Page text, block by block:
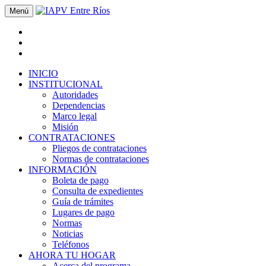
Menú
INICIO
INSTITUCIONAL
Autoridades
Dependencias
Marco legal
Misión
CONTRATACIONES
Pliegos de contrataciones
Normas de contrataciones
INFORMACIÓN
Boleta de pago
Consulta de expedientes
Guía de trámites
Lugares de pago
Normas
Noticias
Teléfonos
AHORA TU HOGAR